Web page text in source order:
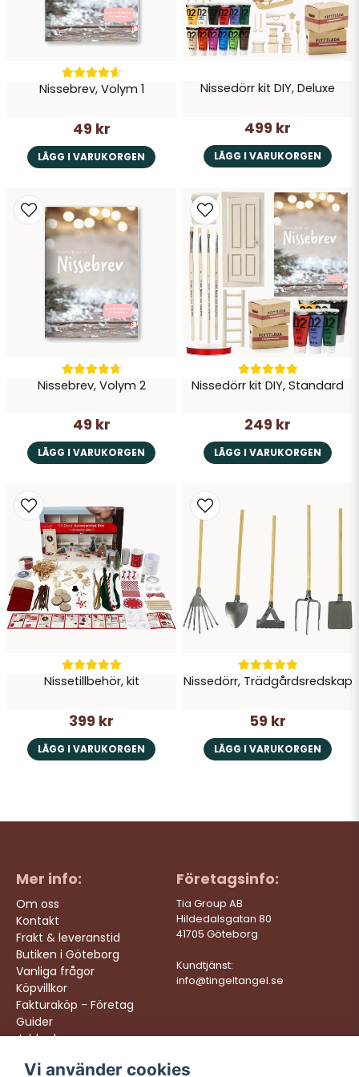
Skicka fråga
Nissebrev, Volym 1
49 kr
LÄGG I VARUKORGEN
Nissedörr kit DIY, Deluxe
499 kr
LÄGG I VARUKORGEN
Nissebrev, Volym 2
49 kr
LÄGG I VARUKORGEN
Nissedörr kit DIY, Standard
249 kr
LÄGG I VARUKORGEN
Nissetillbehör, kit
399 kr
LÄGG I VARUKORGEN
Nissedörr, Trädgårdsredskap
59 kr
LÄGG I VARUKORGEN
Mer info:
Om oss
Kontakt
Frakt & leveranstid
Butiken i Göteborg
Vanliga frågor
Köpvillkor
Fakturaköp - Företag
Guider
Jobba hos oss
Företagsinfo:
Tia Group AB
Hildedalsgatan 80
41705 Göteborg
Kundtjänst:
info@tingeltangel.se
Följ oss: Vi levererar:
Vi använder cookies